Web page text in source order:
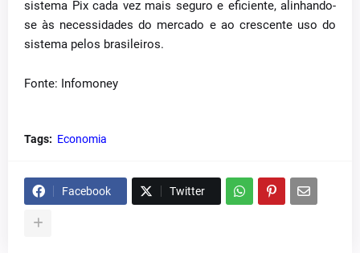
sistema Pix cada vez mais seguro e eficiente, alinhando-
se às necessidades do mercado e ao crescente uso do
sistema pelos brasileiros.
Fonte: Infomoney
Tags: Economia
Facebook Twitter